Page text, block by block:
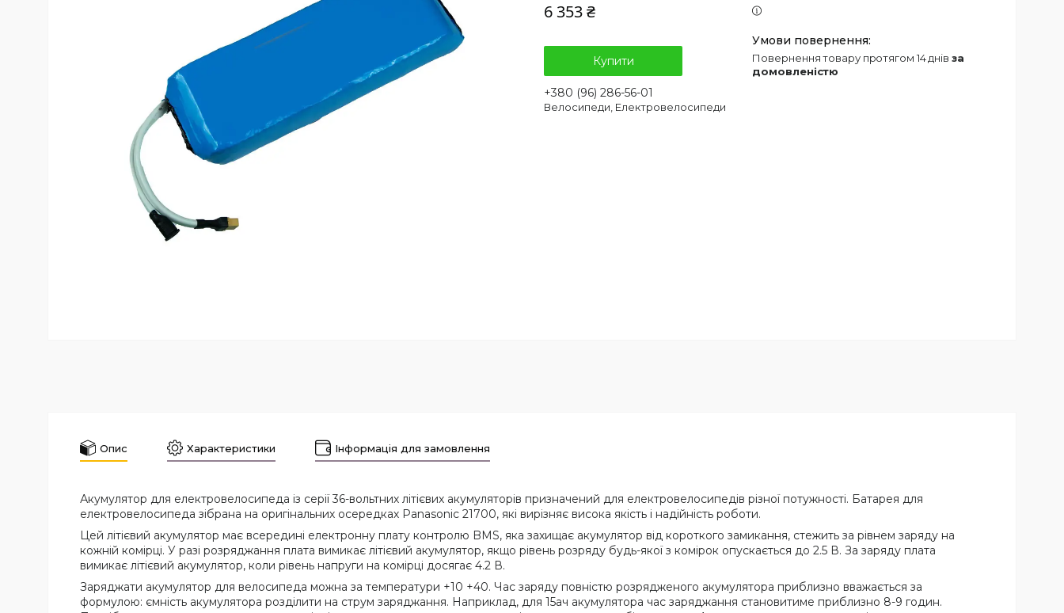
6 353 ₴
Купити
+380 (96) 286-56-01
Велосипеди, Електровелосипеди
повернення товару протягом 14 днів за
домовленістю
Опис Характеристики Інформація для замовлення
Акумулятор для електровелосипеда із серії 36-вольтних літієвих акумуляторів призначений для електровелосипедів різної потужності. Батарея для
електровелосипеда зібрана на оригінальних осередках Panasonic 21700, які вирізняє висока якість і надійність роботи.
Цей літієвий акумулятор має всередині електронну плату контролю BMS, яка захищає акумулятор від короткого замикання, стежить за рівнем заряду на
кожній комірці. У разі розряджання плата вимикає літієвий акумулятор, якщо рівень розряду будь-якої з комірок опускається до 2.5 В. За заряду плата
вимикає літієвий акумулятор, коли рівень напруги на комірці досягає 4.2 В.
Заряджати акумулятор для велосипеда можна за температури +10 +40. Час заряду повністю розрядженого акумулятора приблизно вважається за
формулою: ємність акумулятора розділити на струм заряджання. Наприклад, для 15ач акумулятора час заряджання становитиме приблизно 8-9 годин.